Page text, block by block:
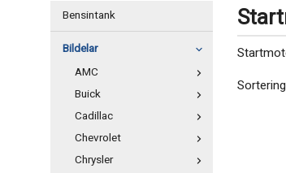
Bensintank
Bildelar
AMC
Buick
Cadillac
Chevrolet
Chrysler
Sortering